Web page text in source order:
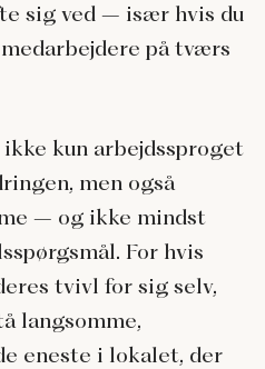
sig ved – især hvis du
på tværs
kun arbejdssproget
men også
– og ikke mindst
For hvis
tvivl for sig selv,
langsomme,
eneste i lokalet, der